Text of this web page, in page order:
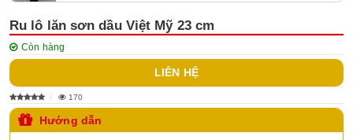
Ru lô lăn sơn dầu Việt Mỹ 23 cm
Còn hàng
LIÊN HỆ
170
Hướng dẫn